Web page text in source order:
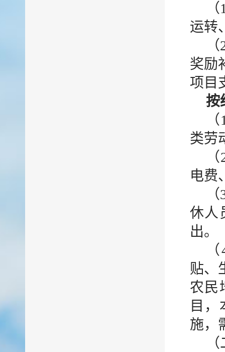
运转
奖励
项目
按
类劳
电费
休人
出。
贴、
农民
目
施，